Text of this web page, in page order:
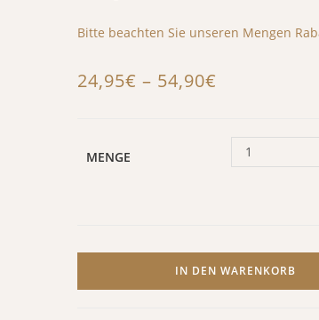
Bitte beachten Sie unseren Mengen
24,95€ – 54,90€
54,90€
MENGE 1
IN DEN WARENKORB